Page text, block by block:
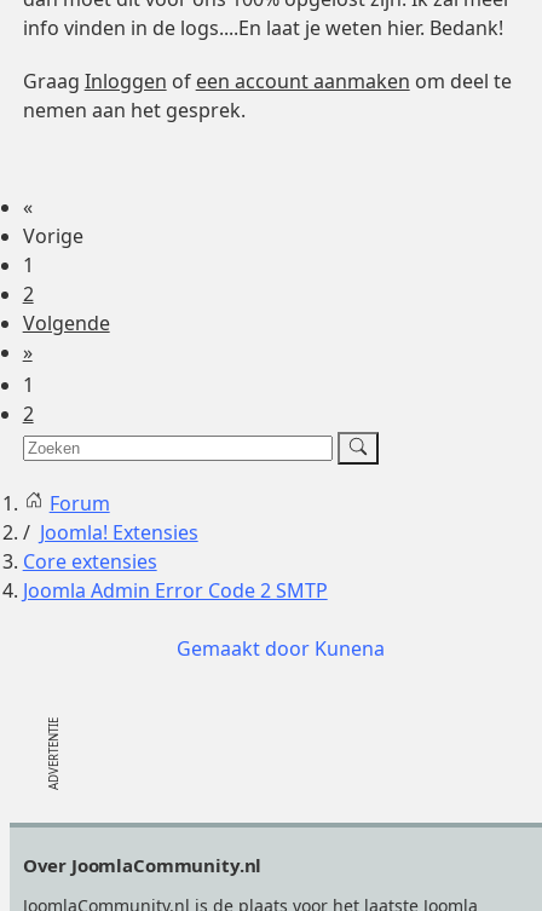
info vinden in de logs....En laat je weten hier. Bedank!
Graag Inloggen of een account aanmaken om deel te
nemen aan het gesprek.
«
Vorige
1
2
Volgende
»
1
2
Forum
Joomla! Extensies
Core extensies
Joomla Admin Error Code 2 SMTP
Gemaakt door Kunena
Over JoomlaCommunity.nl
JoomlaCommunity.nl is de plaats voor het laatste Joomla